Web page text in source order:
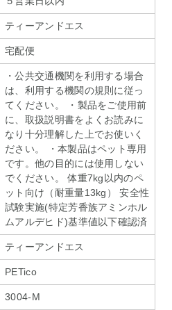
ティーアンドエス
宅配便
・公共交通機関を利用する場合
は、利用する機関の規則に従っ
てください。 ・製品をご使用前
に、取扱説明書をよくお読みに
なり十分理解した上でお使いく
ださい。 ・本製品はペット専用
です。他の目的には使用しない
でください。 体重7kg以内のペ
ット向け（耐重量13kg） 安全性
試験実施(特定芳香族アミンホル
ムアルデヒド)基準値以下確認済
ティーアンドエス
PETico
3004-M